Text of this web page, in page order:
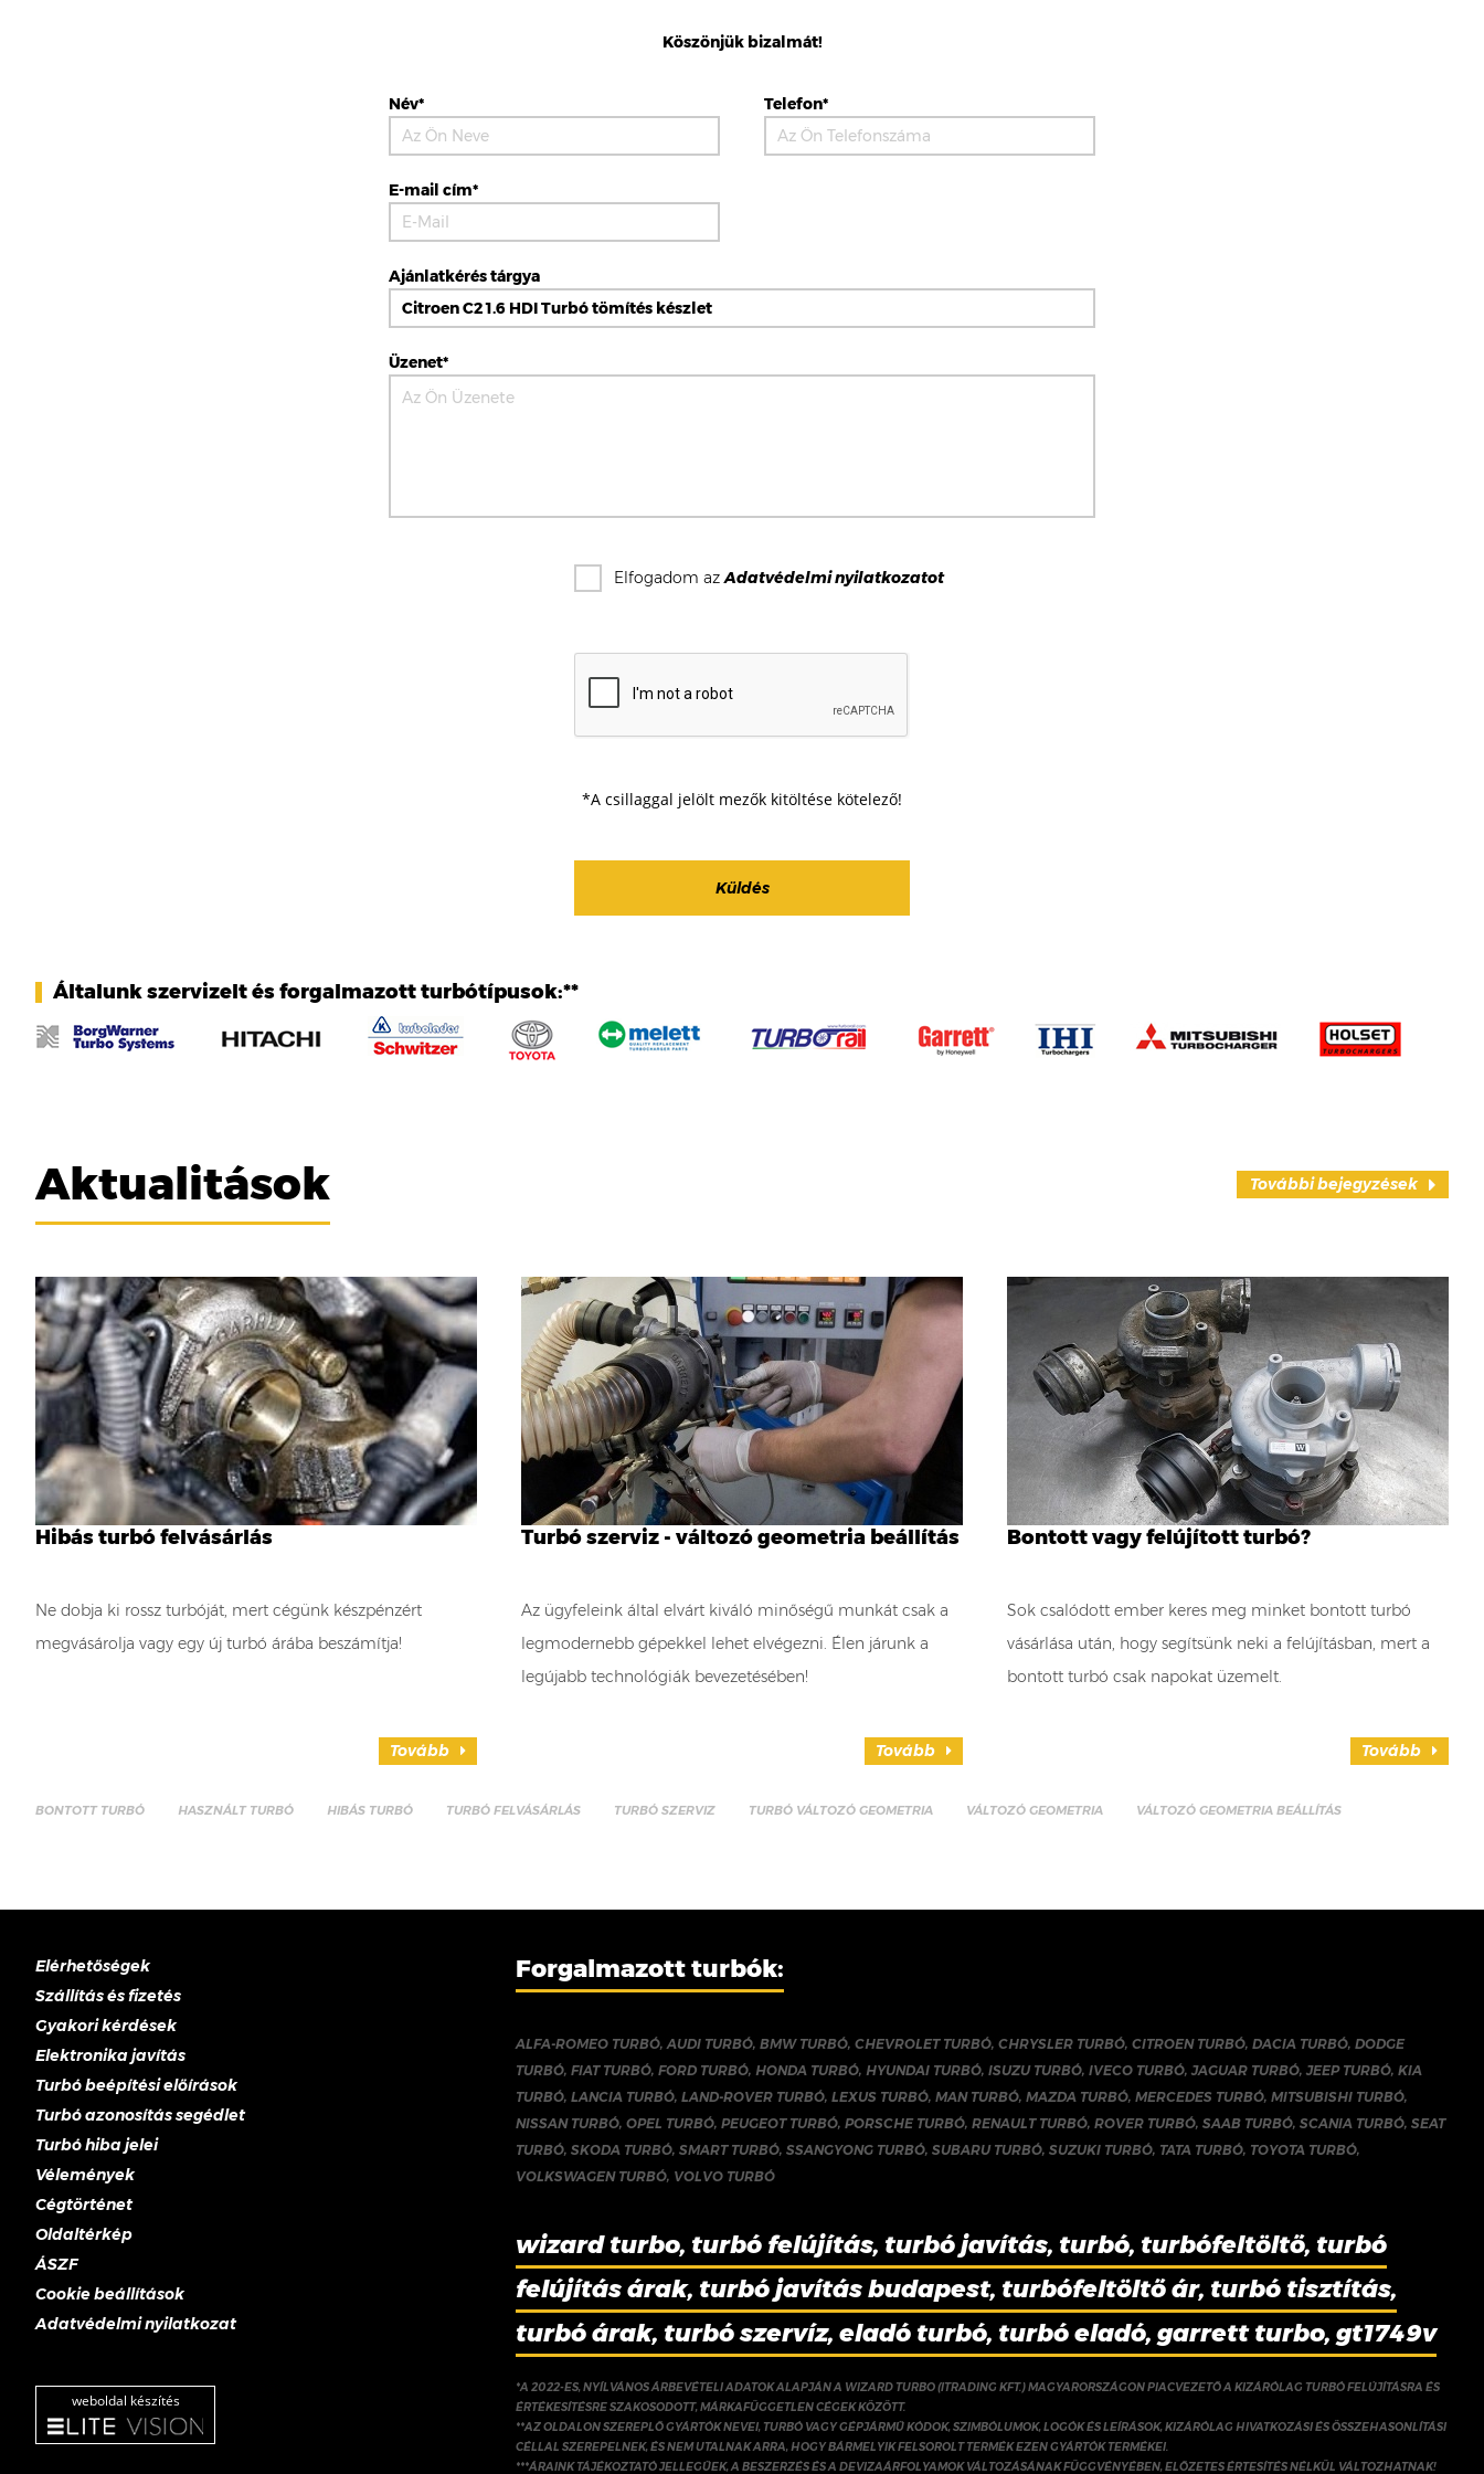
Köszönjük bizalmát!
Név* Telefon*
E-mail cím*
Ajánlatkérés tárgya
Üzenet*
Elfogadom azAdatvédelmi nyilatkozatot
*A csillaggal jelölt mezők kitöltése kötelező!
Általunk szervizelt és forgalmazott turbótípusok:**
Aktualitások További bejegyzések
Hibás turbó felvásárlás
Ne dobja ki rossz turbóját, mert cégünk készpénzért
megvásárolja vagy egy új turbó árába beszámítja!
Tovább
Turbó szerviz - változó geometria beállítás
Az ügyfeleink által elvárt kiváló minőségű munkát csak a
legmodernebb gépekkel lehet elvégezni. Élen járunk a
legújabb technológiák bevezetésében!
Tovább
Bontott vagy felújított turbó?
Sok csalódott ember keres meg minket bontott turbó
vásárlása után, hogy segítsünk neki a felújításban, mert a
bontott turbó csak napokat üzemelt.
Tovább
BONTOTT TURBÓ HASZNÁLT TURBÓ HIBÁS TURBÓ TURBÓ FELVÁSÁRLÁS TURBÓ SZERVIZ TURBÓ VÁLTOZÓ GEOMETRIA VÁLTOZÓ GEOMETRIA VÁLTOZÓ GEOMETRIA BEÁLLÍTÁS
Elérhetőségek
Szállítás és fizetés
Gyakori kérdések
Elektronika javítás
Turbó beépítési előírások
Turbó azonosítás segédlet
Turbó hiba jelei
Vélemények
Cégtörténet
Oldaltérkép
ÁSZF
Cookie beállítások
Adatvédelmi nyilatkozat
weboldal készítés
Forgalmazott turbók:
ALFA-ROMEO TURBÓ,AUDI TURBÓ, BMW TURBÓ, CHEVROLET TURBÓ, CHRYSLER TURBÓ, CITROEN TURBÓ, DACIA TURBÓ, DODGE
TURBÓ, FIAT TURBÓ, FORD TURBÓ, HONDA TURBÓ, HYUNDAI TURBÓ, ISUZU TURBÓ, IVECO TURBÓ, JAGUAR TURBÓ, JEEP TURBÓ, KIA
TURBÓ, LANCIA TURBÓ, LAND-ROVER TURBÓ, LEXUS TURBÓ, MAN TURBÓ, MAZDA TURBÓ, MERCEDES TURBÓ, MITSUBISHI TURBÓ,
NISSAN TURBÓ, OPEL TURBÓ, PEUGEOT TURBÓ, PORSCHE TURBÓ, RENAULT TURBÓ, ROVER TURBÓ, SAAB TURBÓ, SCANIA TURBÓ, SEAT
TURBÓ, SKODA TURBÓ, SMART TURBÓ, SSANGYONG TURBÓ, SUBARU TURBÓ, SUZUKI TURBÓ, TATA TURBÓ, TOYOTA TURBÓ,
VOLKSWAGEN TURBÓ, VOLVO TURBÓ
wizard turbo, turbó felújítás, turbó javítás, turbó, turbófeltöltő, turbó
felújítás árak, turbó javítás budapest, turbófeltöltő ár, turbó tisztítás,
turbó árak, turbó szervíz, eladó turbó, turbó eladó, garrett turbo, gt1749v
*A 2022-ES, NYÍLVÁNOS ÁRBEVÉTELI ADATOK ALAPJÁN A WIZARD TURBO (ITRADING KFT.) MAGYARORSZÁGON PIACVEZETŐ A KIZÁRÓLAG TURBÓ FELÚJÍTÁSRA ÉS
ÉRTÉKESÍTÉSRE SZAKOSODOTT, MÁRKAFÜGGETLEN CÉGEK KÖZÖTT.
**AZ OLDALON SZEREPLŐ GYÁRTÓK NEVEI, TURBÓ VAGY GÉPJÁRMŰ KÓDOK, SZIMBÓLUMOK, LOGÓK ÉS LEÍRÁSOK, KIZÁRÓLAG HIVATKOZÁSI ÉS ÖSSZEHASONLÍTÁSI
CÉLLAL SZEREPELNEK, ÉS NEM UTALNAK ARRA, HOGY BÁRMELYIK FELSOROLT TERMÉK EZEN GYÁRTÓK TERMÉKEI.
***ÁRAINK TÁJÉKOZTATÓ JELLEGŰEK, A BESZERZÉS ÉS A DEVIZAÁRFOLYAMOK VÁLTOZÁSÁNAK FÜGGVÉNYÉBEN, ELŐZETES ÉRTESÍTÉS NÉLKÜL VÁLTOZHATNAK!